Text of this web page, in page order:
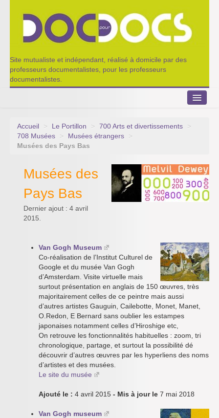
Site mutualiste et indépendant, réalisé à domicile par des
professeurs documentalistes, pour les professeurs
documentalistes.
Le Portillon
Appel à contribution
Nos outils de partage
Qui sommes-nous ?
Accueil > Le Portillon > 700 Arts et divertissements
>
708 Musées
> Musées étrangers
>
Musées des Pays Bas
Musées des
Pays Bas
Dernier ajout : 4 avril
2015.
Van Gogh Museum
Co-réalisation de l’Institut Culturel de
Google et du musée Van Gogh
d’Amsterdam. Visite virtuelle mais
surtout présentation en anglais de 150 œuvres, très
majoritairement celles de ce peintre mais aussi
d’autres artistes Gauguin, Cailebotte, Monet, Manet,
O.Redon, E Bernard sans oublier les estampes
japonaises notamment celles d’Hiroshige etc,
On retrouve les fonctionnalités habituelles : zoom, tri
chronologique, partage, et surtout la possibilité dé
découvrir d’autres œuvres par les hyperliens des noms
d’artistes et des musées.
Le site du musée
Ajouté le : 4 avril 2015 - Mis à jour le 7 mai 2018
Van Gogh museum